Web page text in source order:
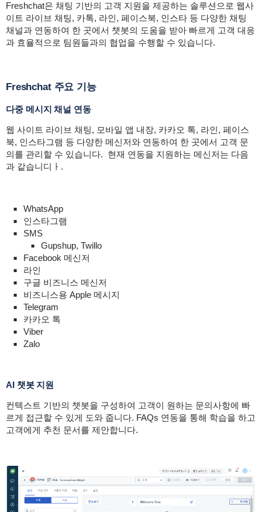
Freshchat은 채팅 기반의 고객 지원을 제공하는 솔루션으로 웹사
이트 라이브 채팅, 카톡, 라인, 페이스북, 인스타 등 다양한 채팅
채널과 연동하여 한 곳에서 챗봇의 도움을 받아 빠르게 고객 대응
과 효율적으로 팀원들과의 협업을 수행할 수 있습니다.
Freshchat 주요 기능
다중 메시지 채널 연동
웹 사이트 라이브 채팅, 모바일 앱 내장, 카카오 톡, 라인, 페이스
북, 인스타그램 등 다양한 메신저와 연동하여 한 곳에서 고객 문
의를 관리할 수 있습니다. 현재 연동을 지원하는 메신저는 다음
과 같습니디ㅏ.
WhatsApp
인스타그램
SMS
Gupshup, Twillo
Facebook 메신저
라인
구글 비즈니스 메신저
비즈니스용 Apple 메시지
Telegram
카카오 톡
Viber
Zalo
AI 챗봇 지원
컨텍스트 기반의 챗봇을 구성하여 고객이 원하는 문의사항에 빠
르게 접근할 수 있게 도와 줍니다. FAQs 연동을 통해 학습을 하고
고객에게 추천 문서를 제안합니다.